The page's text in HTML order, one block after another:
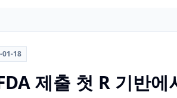
01-18
제출 첫 R 기반에